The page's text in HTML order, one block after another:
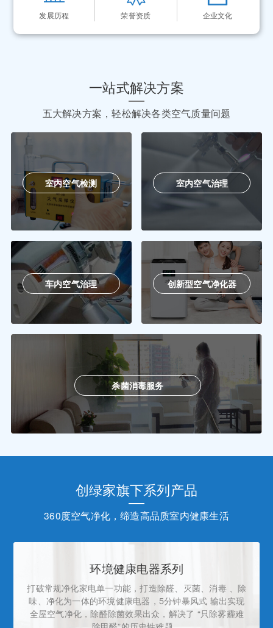
发展历程 荣誉资质 企业文化
一站式解决方案
五大解决方案，轻松解决各类空气质量问题
室内空气检测 室内空气治理
车内空气治理 创新型空气净化器
杀菌消毒服务
创绿家旗下系列产品
360度空气净化，缔造高品质室内健康生活
环境健康电器系列
打破常规净化家电单一功能，打造除醛、灭菌、消毒 、除
味、净化为一体的环境健康电器，5分钟暴风式 输出实现
全屋空气净化，除醛除菌效果出众，解决了 “只除雾霾难